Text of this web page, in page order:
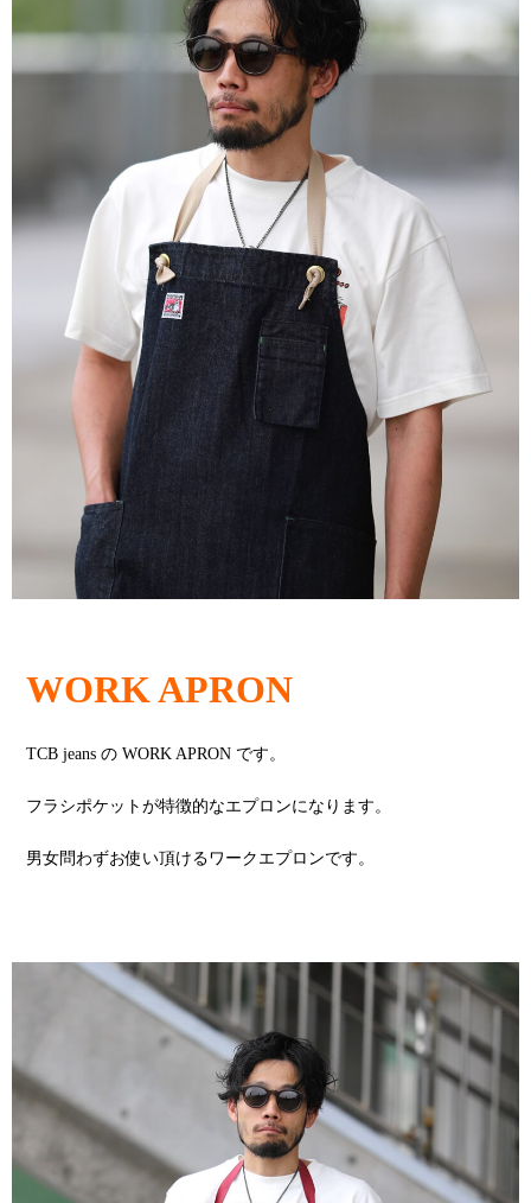
WORK APRON
TCB jeans の WORK APRON です。
フラシポケットが特徴的なエプロンになります。
男女問わずお使い頂けるワークエプロンです。